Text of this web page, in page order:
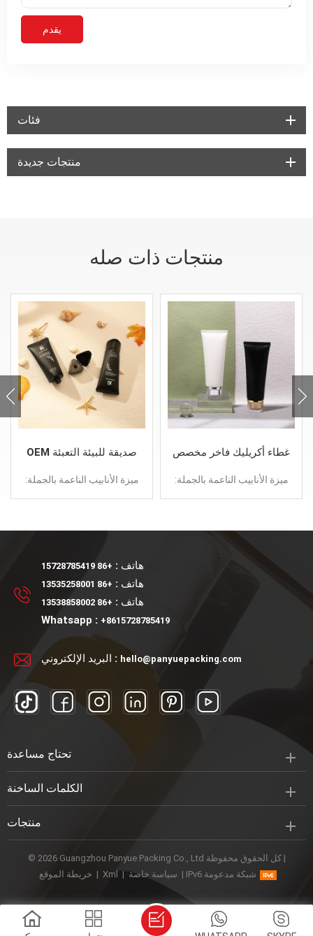
فئات
منتجات جديدة
منتجات ذات صله
OEM صديقة للبيئة التعبئة
أنبوب مستحضرات التجميل
ميزة الأنابيب الناعمة بالجملة:
تصميم جديد تقديم عينة أنابيب
غطاء أكريليك فاخر مخصص
جرام
ميزة الأنابيب الناعمة بالجملة:
تصميم جديد تقديم عينة أنابيب
هاتف : +86 15728785419
هاتف : +86 13535258001
هاتف : +86 13538858002
Whatsapp : +8615728785419
البريد الإلكتروني : hello@panyuepacking.com
تحتاج مساعدة
الكلمات الساخنة
منتجات
© 2026 Guangzhou Panyue Packing Co., Ltd كل الحقوق محفوظة |
خريطة الموقع | Xml | سياسة خاصة | IPv6 شبكة مدعومة